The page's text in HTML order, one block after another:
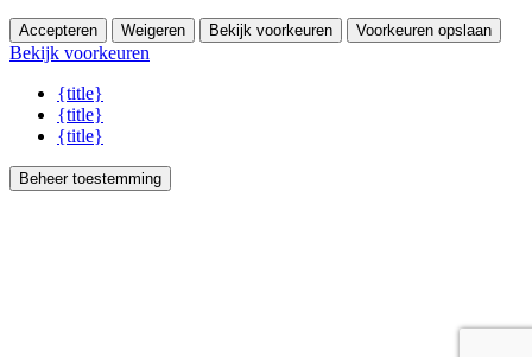
Accepteren Weigeren Bekijk voorkeuren Voorkeuren opslaan
Bekijk voorkeuren
{title}
{title}
{title}
Beheer toestemming